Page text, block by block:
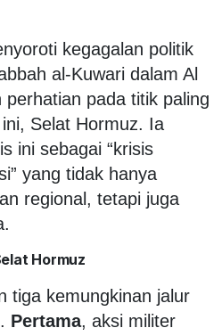
kegagalan politik
al-Kuwari dalam Al
pada titik paling
Selat Hormuz. Ia
ini sebagai “krisis
yang tidak hanya
regional, tetapi juga
Hormuz
tiga kemungkinan jalur
Pertama, aksi militer